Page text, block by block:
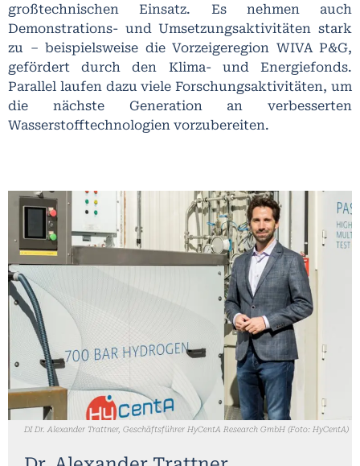
großtechnischen Einsatz. Es nehmen auch
Demonstrations- und Umsetzungsaktivitäten stark
zu – beispielsweise die Vorzeigeregion WIVA P&G,
gefördert durch den Klima- und Energiefonds.
Parallel laufen dazu viele Forschungsaktivitäten, um
die nächste Generation an verbesserten
Wasserstofftechnologien vorzubereiten.
DI Dr. Alexander Trattner, Geschäftsführer HyCentA Research GmbH (Foto: HyCentA)